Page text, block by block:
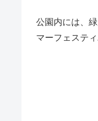
公園内には、
マーフェスティ